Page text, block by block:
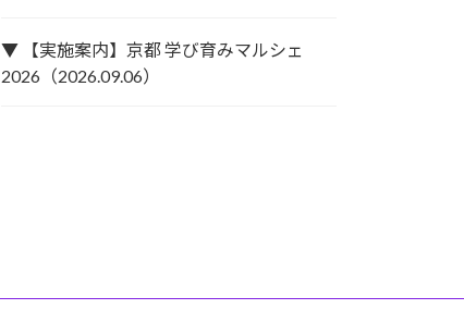
▼ 【実施案内】京都 学び育みマルシェ
2026（2026.09.06）